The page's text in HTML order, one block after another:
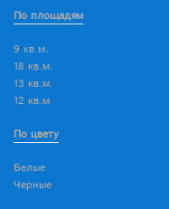
По площадям
9 кв.м.
18 кв.м.
13 кв.м.
12 кв.м
По цвету
Белые
Черные